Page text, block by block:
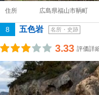
住所 広島県福山市鞆町
8 五色岩 名所・史跡
3.33 評価詳